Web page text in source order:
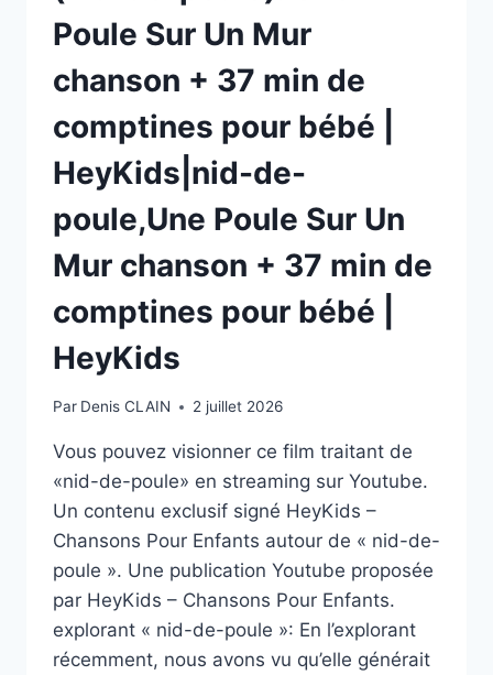
Poule Sur Un Mur
chanson + 37 min de
comptines pour bébé |
HeyKids|nid-de-
poule,Une Poule Sur Un
Mur chanson + 37 min de
comptines pour bébé |
HeyKids
Par Denis CLAIN 2 juillet 2026
Vous pouvez visionner ce film traitant de
«nid-de-poule» en streaming sur Youtube.
Un contenu exclusif signé HeyKids –
Chansons Pour Enfants autour de « nid-de-
poule ». Une publication Youtube proposée
par HeyKids – Chansons Pour Enfants.
explorant « nid-de-poule »: En l’explorant
récemment, nous avons vu qu’elle générait